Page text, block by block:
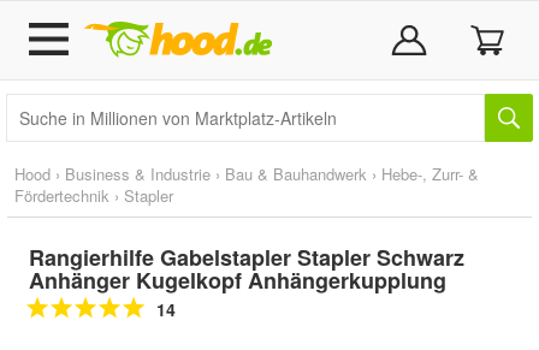
Hood › Business & Industrie › Bau & Bauhandwerk › Hebe-, Zurr- &
Fördertechnik › Stapler
Rangierhilfe Gabelstapler Stapler Schwarz
Anhänger Kugelkopf Anhängerkupplung
14